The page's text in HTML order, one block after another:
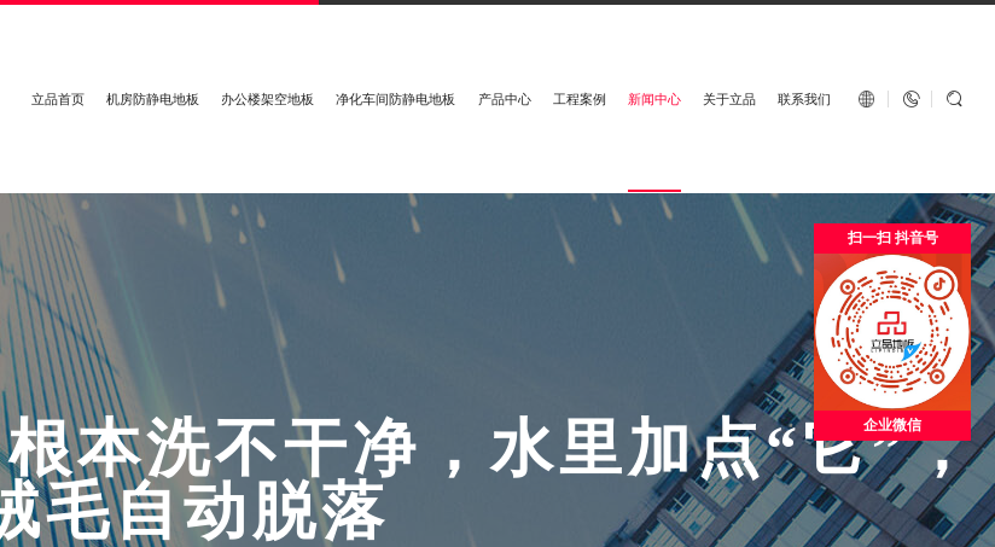
立品首页 机房防静电地板 办公楼架空地板 净化车间防静电地板 产品中心 工程案例 新闻中心 关于立品 联系我们 English  
根本洗不干净 ，水里加点“它”，
毛自动脱落
扫一扫 抖音号
企业微信